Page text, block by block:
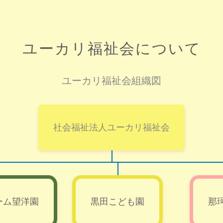
ユーカリ福祉会について
ユーカリ福祉会組織図
社会福祉法人ユーカリ福祉会
ム望洋園 黒田こども園 那